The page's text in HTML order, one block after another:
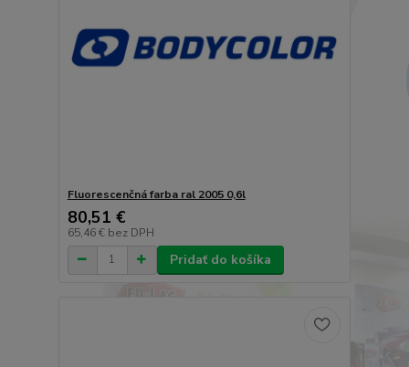
Fluorescenčná farba ral 2005 0,6l
80,51 €
65,46 € bez DPH
Pridať do košíka